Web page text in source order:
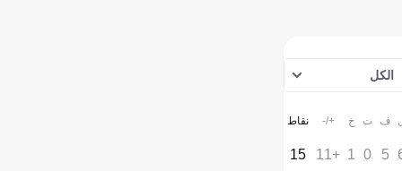
الكل
ف ت خ +/- نقاط
5
0
1
+11
15